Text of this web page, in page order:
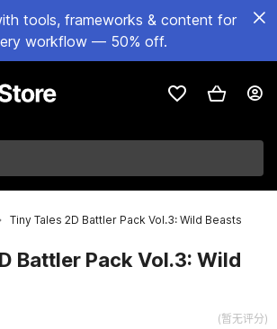
tools, frameworks & content for
workflow — 50% off.
Tiny Tales 2D Battler Pack Vol.3: Wild Beasts
Battler Pack Vol.3: Wild
(暂无评分)